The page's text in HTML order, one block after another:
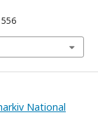
National